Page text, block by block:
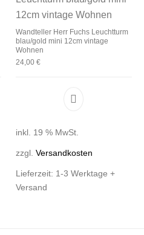
Wandteller Herr Fuchs Leuchtturm
blau/gold mini 12cm vintage
Wohnen
24,00 €
inkl. 19 % MwSt.
zzgl. Versandkosten
Lieferzeit: 1-3 Werktage +
Versand